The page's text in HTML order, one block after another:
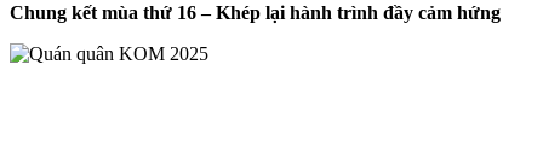
Chung kết mùa thứ 16 – Khép lại hành trình đầy cảm hứng